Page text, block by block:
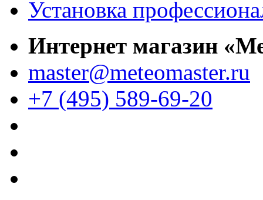
Установка
Интернет магазин
master@meteomaster.ru
+7 (495) 589-69-20